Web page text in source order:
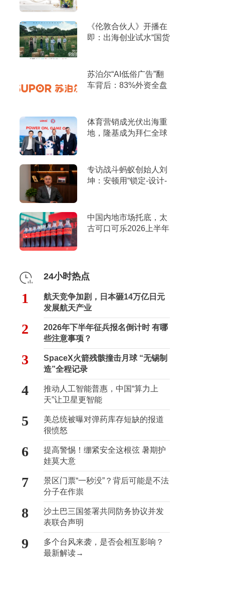
《伦敦合伙人》开播在
即：出海创业试水“国货
苏泊尔“AI低俗广告”翻
车背后：83%外资全盘
体育营销成光伏出海重
地，隆基成为拜仁全球
专访战斗蚂蚁创始人刘
坤：安顿用“锁定-设计-
中国内地市场托底，太
古可口可乐2026上半年
24小时热点
1
航天竞争加剧，日本砸14万亿日元
发展航天产业
2
2026年下半年征兵报名倒计时 有哪
些注意事项？
3
SpaceX火箭残骸撞击月球 “无锡制
造”全程记录
4
推动人工智能普惠，中国“算力上
天”让卫星更智能
5
美总统被曝对弹药库存短缺的报道
很愤怒
6
提高警惕！绷紧安全这根弦 暑期护
娃莫大意
7
景区门票“一秒没”？背后可能是不法
分子在作祟
8
沙土巴三国签署共同防务协议并发
表联合声明
9
多个台风来袭，是否会相互影响？
最新解读→